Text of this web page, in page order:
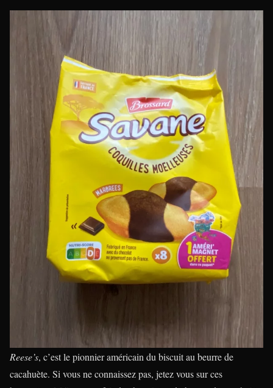
Reese’s, c’est le pionnier américain du biscuit au beurre de
cacahuète. Si vous ne connaissez pas, jetez vous sur ces